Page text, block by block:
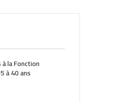
à la Fonction
à 40 ans